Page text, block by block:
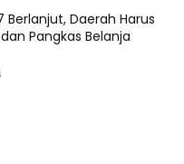
Berlanjut, Daerah Harus
Pangkas Belanja